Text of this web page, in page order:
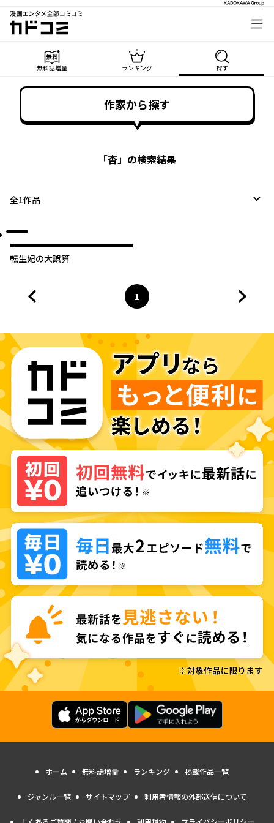
漫画エンタメ全部コミコミ
カドコミ
無料話増量 ランキング 探す
作家から探す
「杏」の検索結果
全1作品
転生妃の大誤算
ページ
1
へ
ホーム 無料話増量 ランキング 掲載作品一覧
ジャンル一覧 サイトマップ 利用者情報の外部送信について